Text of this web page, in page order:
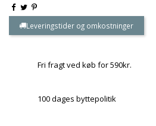
Leveringstider og omkostninger
Fri fragt ved køb for 590kr.
100 dages byttepolitik